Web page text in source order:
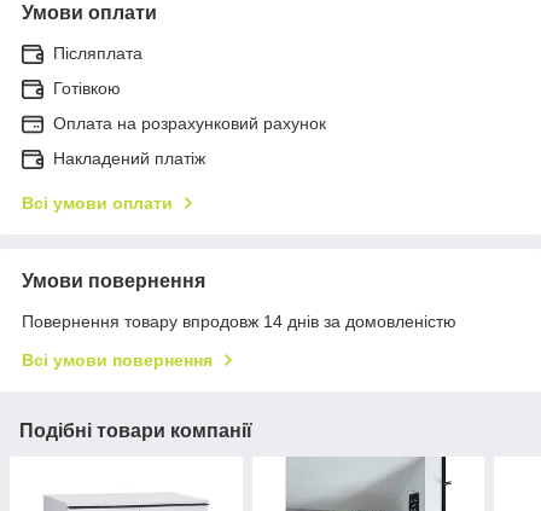
Умови оплати
Післяплата
Готівкою
Оплата на розрахунковий рахунок
Накладений платіж
Всі умови оплати
Умови повернення
Повернення товару впродовж 14 днів за домовленістю
Всі умови повернення
Подібні товари компанії